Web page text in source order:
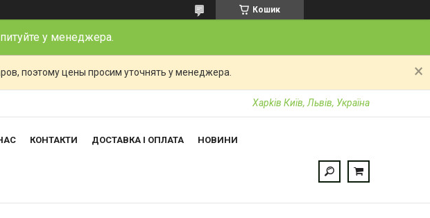
Кошик
у менеджера.
поэтому цены просим уточнять у менеджера.
Харkiв Київ, Львів, Україна
КОНТАКТИ ДОСТАВКА І ОПЛАТА НОВИНИ